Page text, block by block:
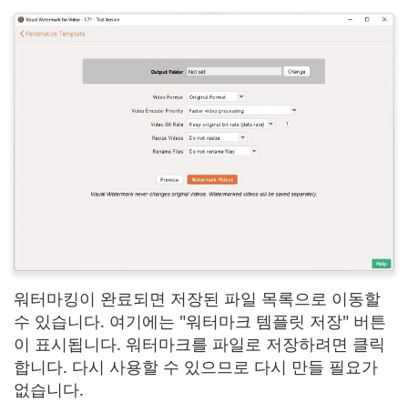
워터마킹이 완료되면 저장된 파일 목록으로 이동할
수 있습니다. 여기에는 "워터마크 템플릿 저장" 버튼
이 표시됩니다. 워터마크를 파일로 저장하려면 클릭
합니다. 다시 사용할 수 있으므로 다시 만들 필요가
없습니다.